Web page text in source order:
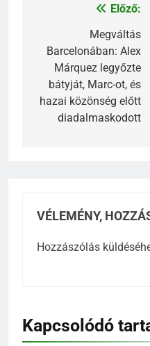
Bejegyzés
navigáció
Előző:
Megváltás
Barcelonában: Alex
Márquez legyőzte
bátyját, Marc-ot, és
hazai közönség előtt
diadalmaskodott
VÉLEMÉNY,
Hozzászólás
Kapcsolódó